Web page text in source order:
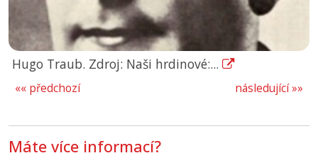
Hugo Traub. Zdroj: Naši hrdinové:...
následující »»
«« předchozí
Máte více informací?